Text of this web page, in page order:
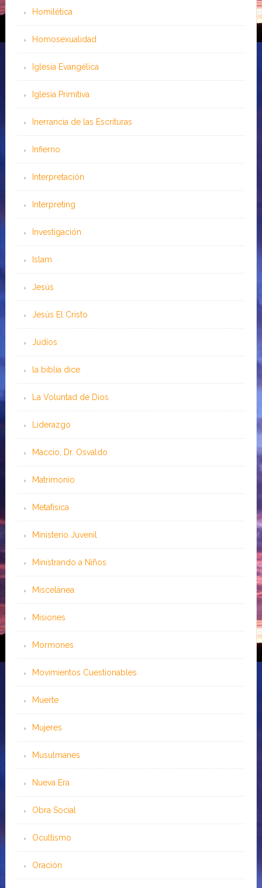
Homilética
Homosexualidad
Iglesia Evangélica
Iglesia Primitiva
Inerrancia de las Escrituras
Infierno
Interpretación
Interpreting
Investigación
Islam
Jesús
Jesús El Cristo
Judíos
la biblia dice
La Voluntad de Dios
Liderazgo
Maccio, Dr. Osvaldo
Matrimonio
Metafísica
Ministerio Juvenil
Ministrando a Niños
Miscelánea
Misiones
Mormones
Movimientos Cuestionables
Muerte
Mujeres
Musulmanes
Nueva Era
Obra Social
Ocultismo
Oración